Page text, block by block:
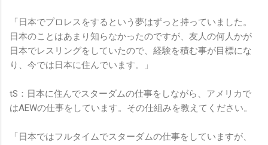
「日本でプロレスをするという夢はずっと持っていました。
日本のことはあまり知らなかったのですが、友人の何人かが
日本でレスリングをしていたので、経験を積む事が目標にな
り、今では日本に住んでいます。」
tS：日本に住んでスターダムの仕事をしながら、アメリカで
はAEWの仕事をしています。その仕組みを教えてください。
「日本ではフルタイムでスターダムの仕事をしていますが、